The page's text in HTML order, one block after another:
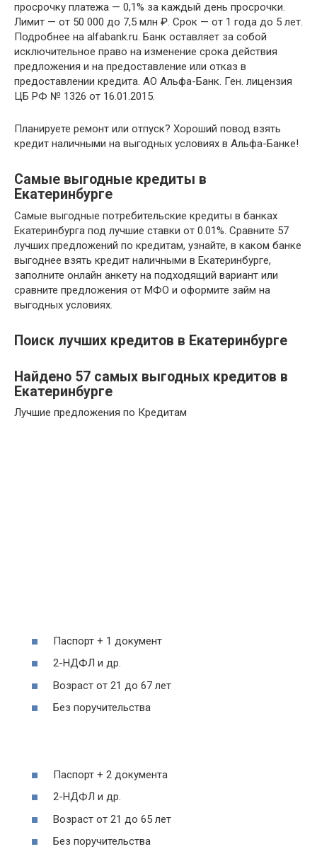
просрочку платежа — 0,1% за каждый день просрочки.
Лимит — от 50 000 до 7,5 млн ₽. Срок — от 1 года до 5 лет.
Подробнее на alfabank.ru. Банк оставляет за собой
исключительное право на изменение срока действия
предложения и на предоставление или отказ в
предоставлении кредита. АО Альфа⁠-⁠Банк. Ген. лицензия
ЦБ РФ № 1326 от 16.01.2015.
Планируете ремонт или отпуск? Хороший повод взять
кредит наличными на выгодных условиях в Альфа-Банке!
Самые выгодные кредиты в
Екатеринбурге
Самые выгодные потребительские кредиты в банках
Екатеринбурга под лучшие ставки от 0.01%. Сравните 57
лучших предложений по кредитам, узнайте, в каком банке
выгоднее взять кредит наличными в Екатеринбурге,
заполните онлайн анкету на подходящий вариант или
сравните предложения от МФО и оформите займ на
выгодных условиях.
Поиск лучших кредитов в Екатеринбурге
Найдено 57 самых выгодных кредитов в
Екатеринбурге
Лучшие предложения по Кредитам
Паспорт + 1 документ
2-НДФЛ и др.
Возраст от 21 до 67 лет
Без поручительства
Паспорт + 2 документа
2-НДФЛ и др.
Возраст от 21 до 65 лет
Без поручительства